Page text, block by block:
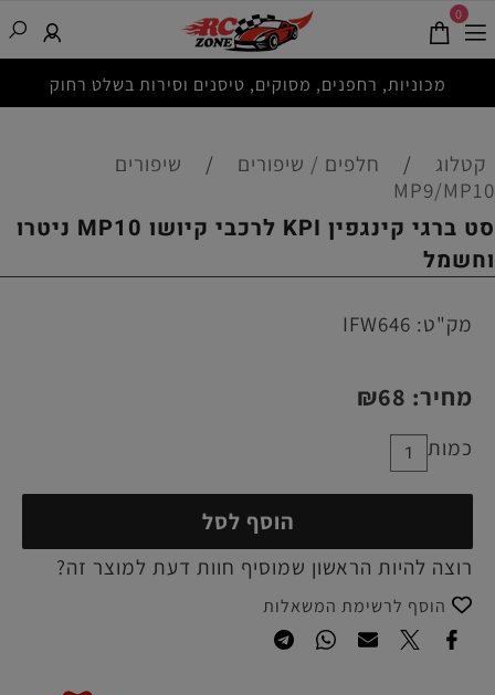
מכוניות, רחפנים, מסוקים, טיסנים וסירות בשלט רחוק
0
קטלוג / חלפים / שיפורים /
שיפורים
MP9/MP10
סט ברגי קינגפין KPI לרכבי קיושו MP10 ניטרו
וחשמל
מק"ט: IFW646
מחיר: ₪68
כמות
הוסף לסל
רוצה להיות הראשון שמוסיף חוות דעת למוצר זה?
הוסף לרשימת המשאלות